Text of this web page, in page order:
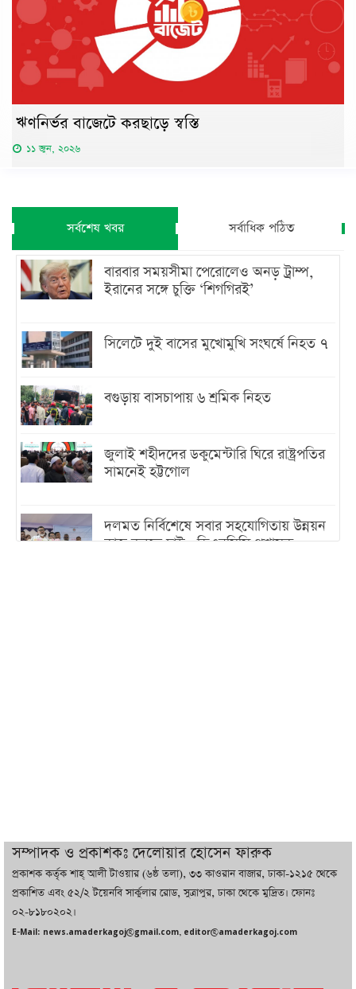
ঋণনির্ভর বাজেটে করছাড়ে স্বস্তি
১১ জুন, ২০২৬
সর্বশেষ খবর সর্বাধিক পঠিত
বারবার সময়সীমা পেরোলেও অনড় ট্রাম্প,
ইরানের সঙ্গে চুক্তি ‘শিগগিরই’
সিলেটে দুই বাসের মুখোমুখি সংঘর্ষে নিহত ৭
বগুড়ায় বাসচাপায় ৬ শ্রমিক নিহত
জুলাই শহীদদের ডকুমেন্টারি ঘিরে রাষ্ট্রপতির
সামনেই হট্টগোল
দলমত নির্বিশেষে সবার সহযোগিতায় উন্নয়ন
কাজ করতে চাই : ডিএনসিসি প্রশাসক
বাজারে কাঁচা মরিচে ‘আগুন’, ‘এত দাম তো
আগে দেখিনি’
সম্পাদক ও প্রকাশকঃ দেলোয়ার হোসেন ফারুক
প্রকাশক কর্তৃক শাহ্ আলী টাওয়ার (৬ষ্ঠ তলা), ৩৩ কাওরান বাজার, ঢাকা-১২১৫ থেকে
প্রকাশিত এবং ৫২/২ টয়েনবি সার্কুলার রোড, সুত্রাপুর, ঢাকা থেকে মুদ্রিত। ফোনঃ
০২-৮১৮০২০২।
E-Mail: news.amaderkagoj@gmail.com, editor@amaderkagoj.com